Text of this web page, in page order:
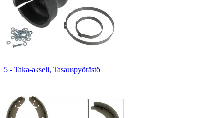
5 - Taka-akseli, Tasauspyörästö